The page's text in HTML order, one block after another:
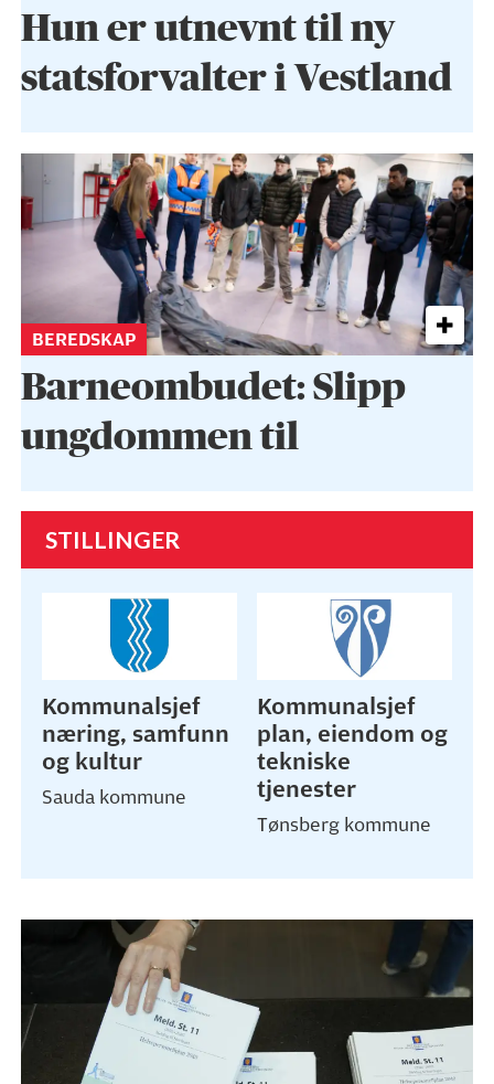
Hun er utnevnt til ny
statsforvalter i Vestland
BEREDSKAP
Barneombudet: Slipp
ungdommen til
STILLINGER
Kommunalsjef
næring, samfunn
og kultur
Sauda kommune
Kommunalsjef
plan, eiendom og
tekniske
tjenester
Tønsberg kommune